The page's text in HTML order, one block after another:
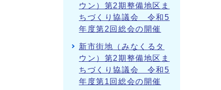
ウン）第2期整備地区ま
ちづくり協議会 令和5
年度第2回総会の開催
新市街地（みなくるタ
ウン）第2期整備地区ま
ちづくり協議会 令和5
年度第1回総会の開催